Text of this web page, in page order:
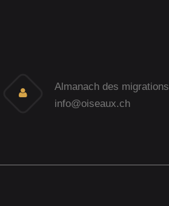
Almanach des migrations
info@oiseaux.ch